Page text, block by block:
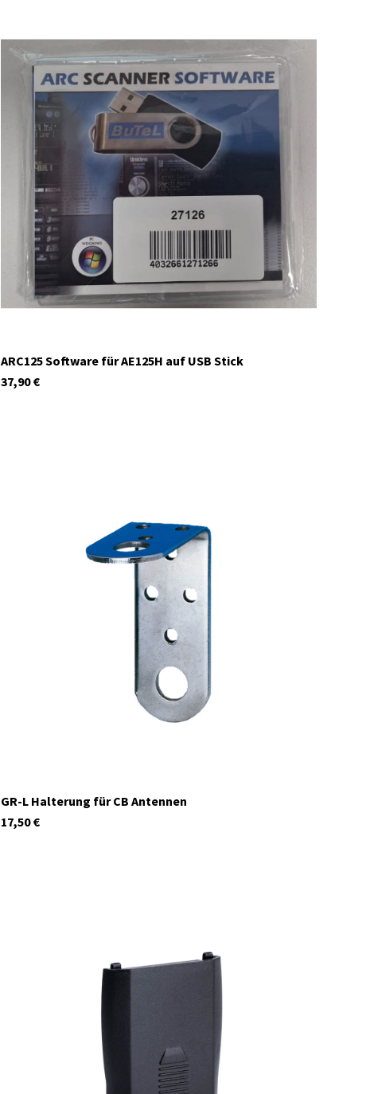
momentan nicht auf Lager
ARC125 Software für AE125H auf USB Stick
€
37,90
C1047
GR-L Halterung für CB Antennen
€
17,50